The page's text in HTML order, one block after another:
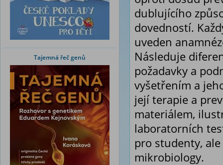
Tajemná řeč genů
dublujícího
dovedností.
uveden
Následuje
požadavky a
vyšetřením a
její terapie a
materiálem,
laboratorních
pro studenty,
mikrobiology.